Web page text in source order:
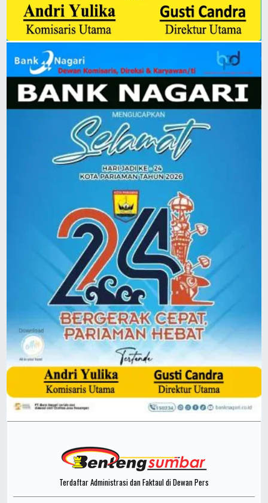
Terdaftar Administrasi dan Faktaul di Dewan Pers